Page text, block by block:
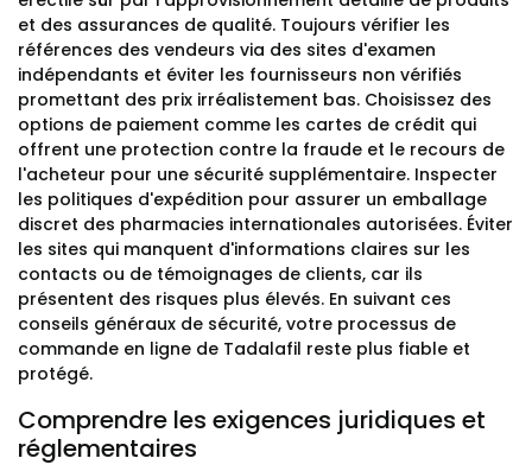
et des assurances de qualité. Toujours vérifier les
références des vendeurs via des sites d'examen
indépendants et éviter les fournisseurs non vérifiés
promettant des prix irréalistement bas. Choisissez des
options de paiement comme les cartes de crédit qui
offrent une protection contre la fraude et le recours de
l'acheteur pour une sécurité supplémentaire. Inspecter
les politiques d'expédition pour assurer un emballage
discret des pharmacies internationales autorisées. Éviter
les sites qui manquent d'informations claires sur les
contacts ou de témoignages de clients, car ils
présentent des risques plus élevés. En suivant ces
conseils généraux de sécurité, votre processus de
commande en ligne de Tadalafil reste plus fiable et
protégé.
Comprendre les exigences juridiques et
réglementaires